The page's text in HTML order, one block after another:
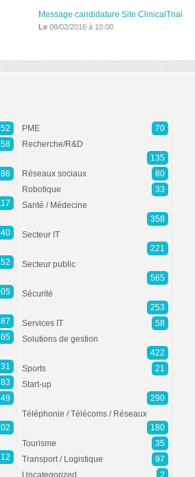
Message candidature Site ClinicalTrial
Le 08/02/2016 à 10:00
52
58
65
83
49
PME
70
Recherche/R&D
135
Réseaux sociaux
80
Robotique
33
Santé / Médecine
358
Secteur IT
221
Secteur public
565
Sécurité
253
Services IT
58
Solutions de gestion
422
Sports
21
Start-up
290
Téléphonie / Télécoms / Réseaux
180
Tourisme
35
Transport / Logistique
97
Uncategorized
2